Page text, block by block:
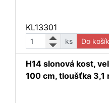
KL13301
ks Do
H14 slonová kost,
100 cm, tloušťka 3,1